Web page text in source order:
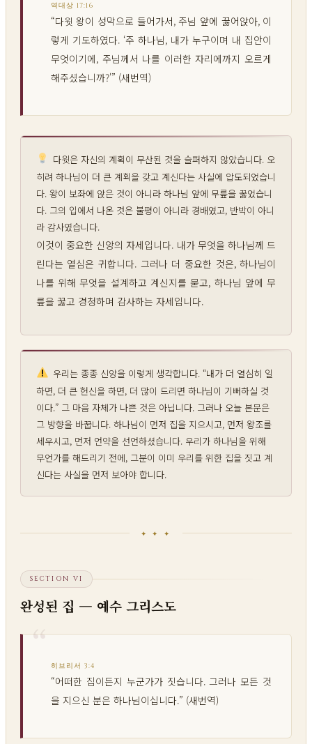
역대상 17:16
“다윗 왕이 성막으로 들어가서, 주님 앞에 꿇어앉아, 이
렇게 기도하였다. ‘주 하나님, 내가 누구이며 내 집안이
무엇이기에, 주님께서 나를 이러한 자리에까지 오르게
해주셨습니까?'” (새번역)
다윗은 자신의 계획이 무산된 것을 슬퍼하지 않았습니다. 오
히려 하나님이 더 큰 계획을 갖고 계신다는 사실에 압도되었습니
다. 왕이 보좌에 앉은 것이 아니라 하나님 앞에 무릎을 꿇었습니
다. 그의 입에서 나온 것은 불평이 아니라 경배였고, 반박이 아니
라 감사였습니다.
이것이 중요한 신앙의 자세입니다. 내가 무엇을 하나님께 드
린다는 열심은 귀합니다. 그러나 더 중요한 것은, 하나님이
나를 위해 무엇을 설계하고 계신지를 묻고, 하나님 앞에 무
릎을 꿇고 경청하며 감사하는 자세입니다.
우리는 종종 신앙을 이렇게 생각합니다. “내가 더 열심히 일
하면, 더 큰 헌신을 하면, 더 많이 드리면 하나님이 기뻐하실 것
이다.” 그 마음 자체가 나쁜 것은 아닙니다. 그러나 오늘 본문은
그 방향을 바꿉니다. 하나님이 먼저 집을 지으시고, 먼저 왕조를
세우시고, 먼저 언약을 선언하셨습니다. 우리가 하나님을 위해
무언가를 해드리기 전에, 그분이 이미 우리를 위한 집을 짓고 계
신다는 사실을 먼저 보아야 합니다.
✦ ✦ ✦
SECTION VI
완성된 집 — 예수 그리스도
히브리서 3:4
“어떠한 집이든지 누군가가 짓습니다. 그러나 모든 것
을 지으신 분은 하나님이십니다.” (새번역)